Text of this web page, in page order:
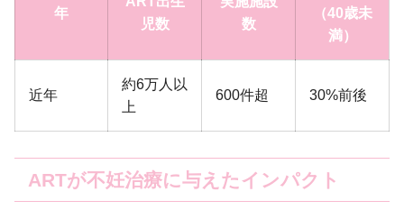
年
児数
数
（40歳未
満）
近年
約6万人以
上
600件超 30%前後
ARTが不妊治療に与えたインパクト